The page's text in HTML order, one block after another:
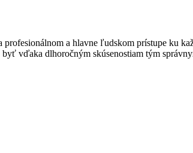
a hlavne ľudskom prístupe ku
vďaka dlhoročným skúsenostiam tým